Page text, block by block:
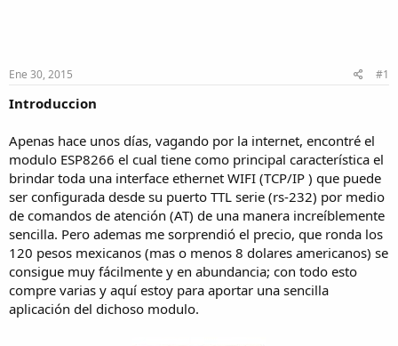
Ene 30, 2015 #1
Introduccion
Apenas hace unos días, vagando por la internet, encontré el
modulo ESP8266 el cual tiene como principal característica el
brindar toda una interface ethernet WIFI (TCP/IP ) que puede
ser configurada desde su puerto TTL serie (rs-232) por medio
de comandos de atención (AT) de una manera increíblemente
sencilla. Pero ademas me sorprendió el precio, que ronda los
120 pesos mexicanos (mas o menos 8 dolares americanos) se
consigue muy fácilmente y en abundancia; con todo esto
compre varias y aquí estoy para aportar una sencilla
aplicación del dichoso modulo.